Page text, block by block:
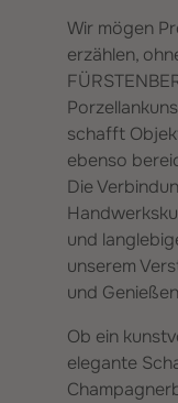
Wir mögen
erzählen,
schafft
ebenso
Die
und
unserem
und
Ob ein
elegante